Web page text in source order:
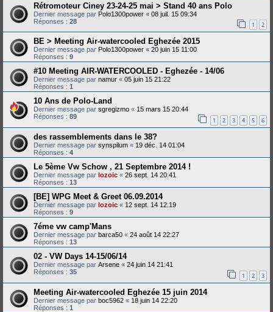
Rétromoteur Ciney 23-24-25 mai > Stand 40 ans Polo
Dernier message par Polo1300power « 08 juil. 15 09:34
Réponses : 28 1 2
BE > Meeting Air-watercooled Eghezée 2015
Dernier message par Polo1300power « 20 juin 15 11:00
Réponses : 9
#10 Meeting AIR-WATERCOOLED - Eghezée - 14/06
Dernier message par namur « 05 juin 15 21:22
Réponses : 1
10 Ans de Polo-Land
Dernier message par sgregizmo « 15 mars 15 20:44
Réponses : 89 1 2 3 4 5 6
des rassemblements dans le 38?
Dernier message par synspilum « 19 déc. 14 01:04
Réponses : 4
Le 5ème Vw Schow , 21 Septembre 2014 !
Dernier message par lozoic « 26 sept. 14 20:41
Réponses : 13
[BE] WPG Meet & Greet 06.09.2014
Dernier message par lozoic « 12 sept. 14 12:19
Réponses : 9
7éme vw camp'Mans
Dernier message par barca50 « 24 août 14 22:27
Réponses : 13
02 - VW Days 14-15/06/14
Dernier message par Arsene « 24 juin 14 21:41
Réponses : 35 1 2 3
Meeting Air-watercooled Eghezée 15 juin 2014
Dernier message par boc5962 « 18 juin 14 22:20
Réponses : 1